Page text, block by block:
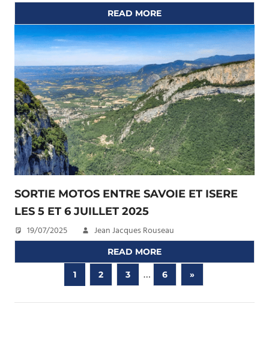
READ MORE
SORTIE MOTOS ENTRE SAVOIE ET ISERE
LES 5 ET 6 JUILLET 2025
19/07/2025 Jean Jacques Rouseau
READ MORE
Pagination
des
1 2 3 … 6
Next
Posts
»